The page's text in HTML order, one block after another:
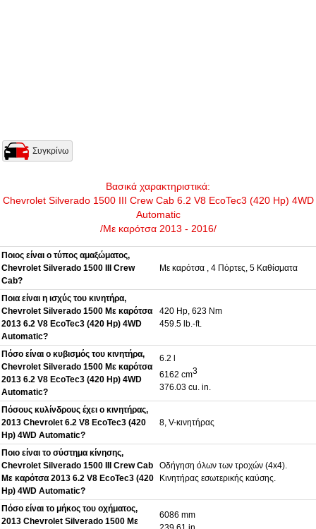
Συγκρίνω
Βασικά χαρακτηριστικά:
Chevrolet Silverado 1500 III Crew Cab 6.2 V8 EcoTec3 (420 Hp) 4WD
Automatic
/Με καρότσα 2013 - 2016/
Ποιος είναι ο τύπος αμαξώματος,
Chevrolet Silverado 1500 III Crew
Cab?
Με καρότσα , 4 Πόρτες, 5 Καθίσματα
Ποια είναι η ισχύς του κινητήρα,
Chevrolet Silverado 1500 Με καρότσα
2013 6.2 V8 EcoTec3 (420 Hp) 4WD
Automatic?
420 Hp, 623 Nm
459.5 lb.-ft.
Πόσο είναι ο κυβισμός του κινητήρα,
Chevrolet Silverado 1500 Με καρότσα
2013 6.2 V8 EcoTec3 (420 Hp) 4WD
Automatic?
6.2 l
6162 cm3
376.03 cu. in.
Πόσους κυλίνδρους έχει ο κινητήρας,
2013 Chevrolet 6.2 V8 EcoTec3 (420
Hp) 4WD Automatic?
8, V-κινητήρας
Ποιο είναι το σύστημα κίνησης,
Chevrolet Silverado 1500 III Crew Cab
Με καρότσα 2013 6.2 V8 EcoTec3 (420
Hp) 4WD Automatic?
Οδήγηση όλων των τροχών (4x4).
Κινητήρας εσωτερικής καύσης.
Πόσο είναι το μήκος του οχήματος,
2013 Chevrolet Silverado 1500 Με
6086 mm